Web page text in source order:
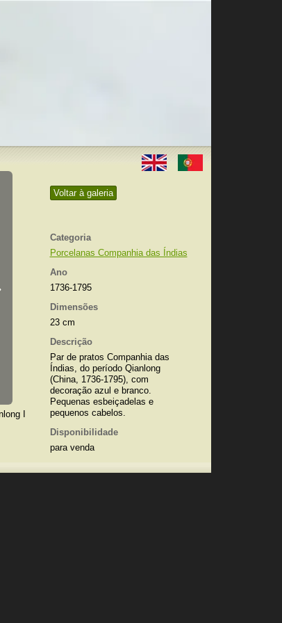
Voltar à galeria
Categoria
Porcelanas Companhia das Índias
Ano
1736-1795
Dimensões
23 cm
Descrição
Par de pratos Companhia das
Índias, do período Qianlong
(China, 1736-1795), com
decoração azul e branco.
Pequenas esbeiçadelas e
pequenos cabelos.
Disponibilidade
para venda
I